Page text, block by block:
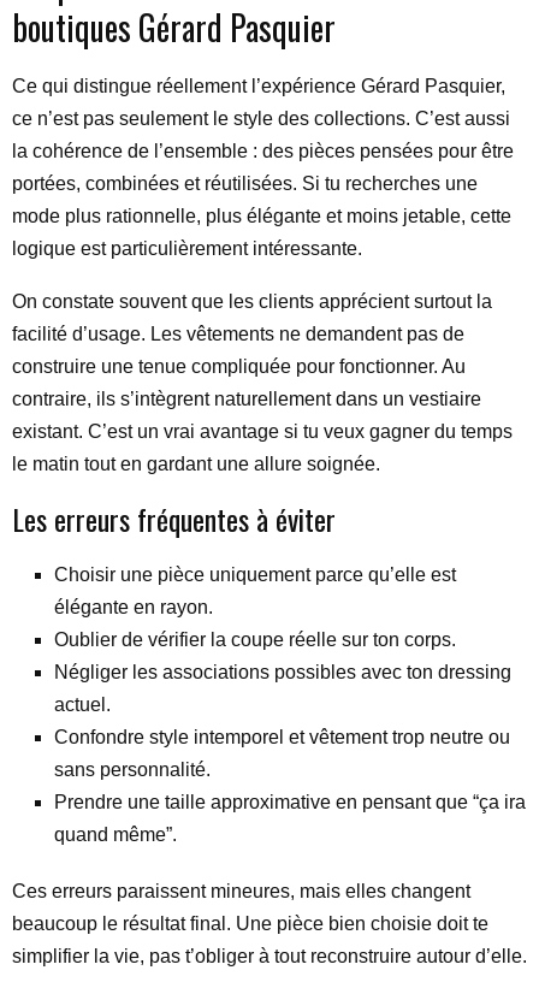
boutiques Gérard Pasquier
Ce qui distingue réellement l’expérience Gérard Pasquier,
ce n’est pas seulement le style des collections. C’est aussi
la cohérence de l’ensemble : des pièces pensées pour être
portées, combinées et réutilisées. Si tu recherches une
mode plus rationnelle, plus élégante et moins jetable, cette
logique est particulièrement intéressante.
On constate souvent que les clients apprécient surtout la
facilité d’usage. Les vêtements ne demandent pas de
construire une tenue compliquée pour fonctionner. Au
contraire, ils s’intègrent naturellement dans un vestiaire
existant. C’est un vrai avantage si tu veux gagner du temps
le matin tout en gardant une allure soignée.
Les erreurs fréquentes à éviter
Choisir une pièce uniquement parce qu’elle est
élégante en rayon.
Oublier de vérifier la coupe réelle sur ton corps.
Négliger les associations possibles avec ton dressing
actuel.
Confondre style intemporel et vêtement trop neutre ou
sans personnalité.
Prendre une taille approximative en pensant que “ça ira
quand même”.
Ces erreurs paraissent mineures, mais elles changent
beaucoup le résultat final. Une pièce bien choisie doit te
simplifier la vie, pas t’obliger à tout reconstruire autour d’elle.